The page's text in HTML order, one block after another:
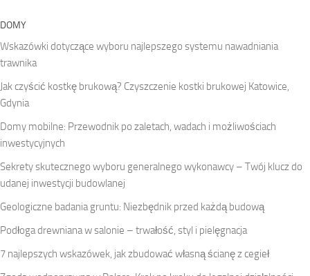
DOMY
Wskazówki dotyczące wyboru najlepszego systemu nawadniania
trawnika
Jak czyścić kostkę brukową? Czyszczenie kostki brukowej Katowice,
Gdynia
Domy mobilne: Przewodnik po zaletach, wadach i możliwościach
inwestycyjnych
Sekrety skutecznego wyboru generalnego wykonawcy – Twój klucz do
udanej inwestycji budowlanej
Geologiczne badania gruntu: Niezbędnik przed każdą budową
Podłoga drewniana w salonie – trwałość, styl i pielęgnacja
7 najlepszych wskazówek, jak zbudować własną ścianę z cegieł